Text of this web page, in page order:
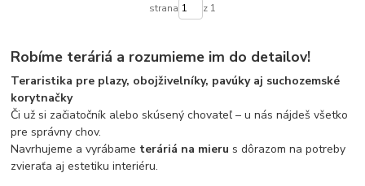
strana z 1
Robíme teráriá a rozumieme im do detailov!
Teraristika pre plazy, obojživelníky, pavúky aj suchozemské
korytnačky
Či už si začiatočník alebo skúsený chovateľ – u nás nájdeš všetko
pre správny chov.
Navrhujeme a vyrábame teráriá na mieru s dôrazom na potreby
zvieraťa aj estetiku interiéru.